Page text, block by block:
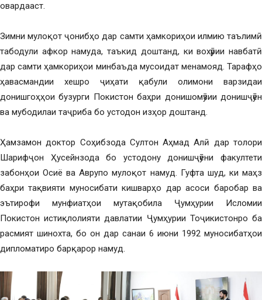
овардааст.
Зимни мулоқот ҷонибҳо дар самти ҳамкориҳои илмию таълимӣ
табодули афкор намуда, таъкид доштанд, ки вохӯрии навбатӣ
дар самти ҳамкориҳои минбаъда мусоидат менамояд. Тарафҳо
ҳавасмандии хешро ҷиҳати қабули олимони варзидаи
донишгоҳҳои бузурги Покистон баҳри донишомӯзии донишҷӯён
ва мубодилаи таҷриба бо устодон изҳор доштанд.
Ҳамзамон доктор Соҳибзода Султон Аҳмад Алӣ дар толори
Шарифҷон Ҳусейнзода бо устодону донишҷӯёни факултети
забонҳои Осиё ва Аврупо мулоқот намуд. Гуфта шуд, ки маҳз
баҳри тақвияти муносибати кишварҳо дар асоси баробар ва
эътирофи мунфиатҳои мутақобила Ҷумҳурии Исломии
Покистон истиқлолияти давлатии Ҷумҳурии Тоҷикистонро ба
расмият шинохта, бо он дар санаи 6 июни 1992 муносибатҳои
дипломатиро барқарор намуд.